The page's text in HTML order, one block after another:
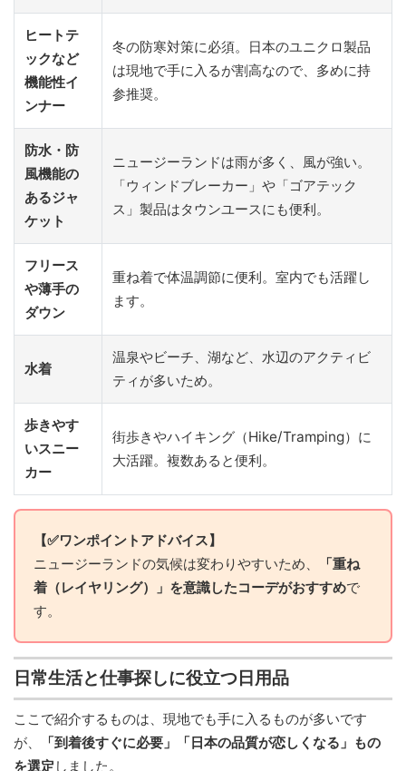
ヒートテ
ックなど
機能性イ
ンナー
冬の防寒対策に必須。日本のユニクロ製品
は現地で手に入るが割高なので、多めに持
参推奨。
防水・防
風機能の
あるジャ
ケット
ニュージーランドは雨が多く、風が強い。
「ウィンドブレーカー」や「ゴアテック
ス」製品はタウンユースにも便利。
フリース
や薄手の
ダウン
重ね着で体温調節に便利。室内でも活躍し
ます。
水着
温泉やビーチ、湖など、水辺のアクティビ
ティが多いため。
歩きやす
いスニー
カー
街歩きやハイキング（Hike/Tramping）に
大活躍。複数あると便利。
【✅ワンポイントアドバイス】
ニュージーランドの気候は変わりやすいため、
「重ね
着（レイヤリング）」を意識したコーデがおすすめで
す。
日常生活と仕事探しに役立つ日用品
ここで紹介するものは、現地でも手に入るものが多いです
が、
「到着後すぐに必要」「日本の品質が恋しくなる」もの
を選定 しました。